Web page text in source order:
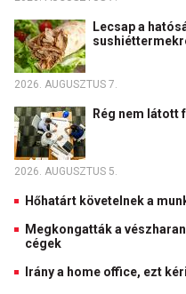
Lecsap a
2026. AUGUSZTUS 7.
Rég nem látott
2026. AUGUSZTUS 5.
Hőhatárt követelnek a
Megkongatták a
cégek
Irány a home office, ezt